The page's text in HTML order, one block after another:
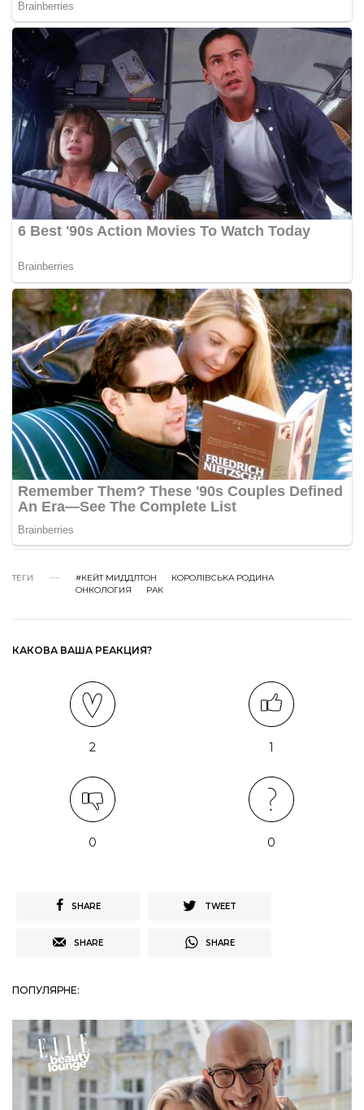
ТЕГИ #КЕЙТ МИДДЛТОН
КОРОЛІВСЬКА РОДИНА
ОНКОЛОГИЯ
РАК
КАКОВА ВАША РЕАКЦИЯ?
2 1
0 0
SHARE TWEET
SHARE SHARE
ПОПУЛЯРНЕ: